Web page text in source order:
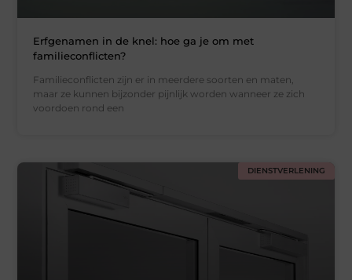
Erfgenamen in de knel: hoe ga je om met
familieconflicten?
Familieconflicten zijn er in meerdere soorten en maten,
maar ze kunnen bijzonder pijnlijk worden wanneer ze zich
voordoen rond een
DIENSTVERLENING